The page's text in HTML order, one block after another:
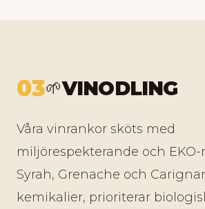
03🌱VINODLING
Våra vinrankor sköts med
miljörespekterande och EKO-
Syrah, Grenache och
kemikalier, prioriterar